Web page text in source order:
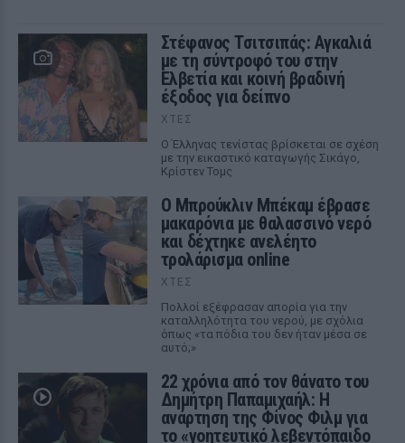
Στέφανος Τσιτσιπάς: Αγκαλιά
με τη σύντροφό του στην
Ελβετία και κοινή βραδινή
έξοδος για δείπνο
ΧΤΕΣ
Ο Έλληνας τενίστας βρίσκεται σε σχέση
με την εικαστικό καταγωγής Σικάγο,
Κρίστεν Τομς
Ο Μπρούκλιν Μπέκαμ έβρασε
μακαρόνια με θαλασσινό νερό
και δέχτηκε ανελέητο
τρολάρισμα online
ΧΤΕΣ
Πολλοί εξέφρασαν απορία για την
καταλληλότητα του νερού, με σχόλια
όπως «τα πόδια του δεν ήταν μέσα σε
αυτό;»
22 χρόνια από τον θάνατο του
Δημήτρη Παπαμιχαήλ: Η
ανάρτηση της Φίνος Φιλμ για
το «γοητευτικό λεβεντόπαιδο